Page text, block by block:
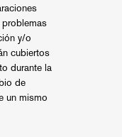
y/o
cubiertos
durante la
de
un mismo